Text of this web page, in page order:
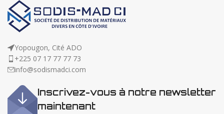
Yopougon, Cité ADO
+225 07 17 77 77 73
info@sodismadci.com
Inscrivez-vous à notre newsletter
maintenant